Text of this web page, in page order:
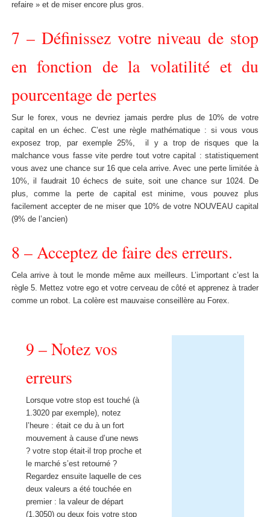
refaire » et de miser encore plus gros.
7 – Définissez votre niveau de stop
en fonction de la volatilité et du
pourcentage de pertes
Sur le forex, vous ne devriez jamais perdre plus de 10% de votre
capital en un échec. C’est une règle mathématique : si vous vous
exposez trop, par exemple 25%, il y a trop de risques que la
malchance vous fasse vite perdre tout votre capital : statistiquement
vous avez une chance sur 16 que cela arrive. Avec une perte limitée à
10%, il faudrait 10 échecs de suite, soit une chance sur 1024. De
plus, comme la perte de capital est minime, vous pouvez plus
facilement accepter de ne miser que 10% de votre NOUVEAU capital
(9% de l’ancien)
8 – Acceptez de faire des erreurs.
Cela arrive à tout le monde même aux meilleurs. L’important c’est la
règle 5. Mettez votre ego et votre cerveau de côté et apprenez à trader
comme un robot. La colère est mauvaise conseillère au Forex.
9 – Notez vos
erreurs
Lorsque votre stop est touché (à
1.3020 par exemple), notez
l’heure : était ce du à un fort
mouvement à cause d’une news
? votre stop était-il trop proche et
le marché s’est retourné ?
Regardez ensuite laquelle de ces
deux valeurs a été touchée en
premier : la valeur de départ
(1.3050) ou deux fois votre stop